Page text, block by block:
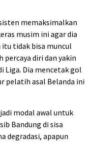
memaksimalkan
musim ini agar dia
tidak bisa muncul
percaya diri dan yakin
Liga. Dia mencetak gol
pelatih asal Belanda ini
modal awal untuk
Bandung di sisa
degradasi, apapun